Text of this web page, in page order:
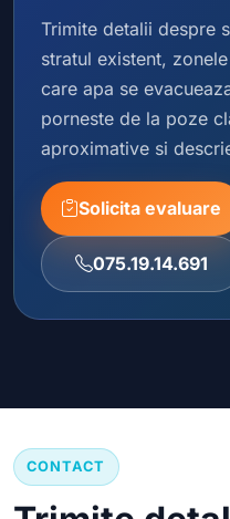
Trimite detalii despre
stratul existent,
care apa se
porneste de la poze
aproximative si
Solicita evaluare
075.19.14.691
CONTACT